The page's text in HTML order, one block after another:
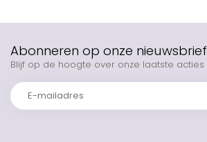
Abonneren op onze nieuwsbrief
Blijf op de hoogte over onze laatste acties